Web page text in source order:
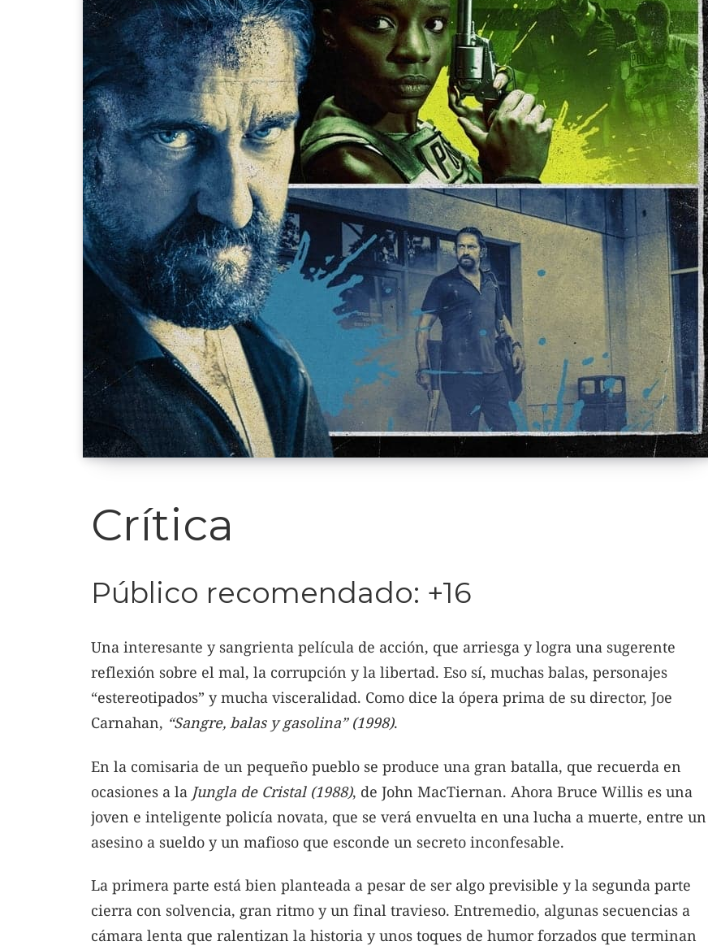
Crítica
Público recomendado: +16
Una interesante y sangrienta película de acción, que arriesga y logra una sugerente
reflexión sobre el mal, la corrupción y la libertad. Eso sí, muchas balas, personajes
“estereotipados” y mucha visceralidad. Como dice la ópera prima de su director, Joe
Carnahan, “Sangre, balas y gasolina” (1998).
En la comisaria de un pequeño pueblo se produce una gran batalla, que recuerda en
ocasiones a la Jungla de Cristal (1988), de John MacTiernan. Ahora Bruce Willis es una
joven e inteligente policía novata, que se verá envuelta en una lucha a muerte, entre un
asesino a sueldo y un mafioso que esconde un secreto inconfesable.
La primera parte está bien planteada a pesar de ser algo previsible y la segunda parte
cierra con solvencia, gran ritmo y un final travieso. Entremedio, algunas secuencias a
cámara lenta que ralentizan la historia y unos toques de humor forzados que terminan